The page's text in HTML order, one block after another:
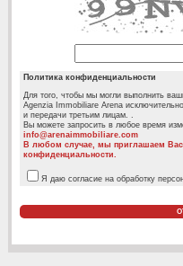
Политика конфиденциальности
Для того, чтобы мы могли выполнить
Agenzia Immobiliare Arena
и передачи третьим лицам. .
Вы можете запросить в любое время
info@arenaimmobiliare.com
В любом случае, мы приглашаем
конфиденциальности.
Я даю согласие на обработку